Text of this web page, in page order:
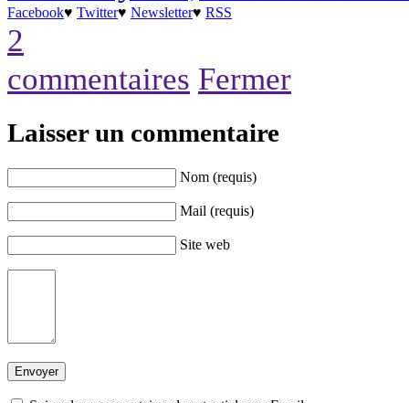
Facebook♥ Twitter♥ Newsletter♥ RSS
2
commentaires Fermer
Laisser un commentaire
Nom (requis)
Mail (requis)
Site web